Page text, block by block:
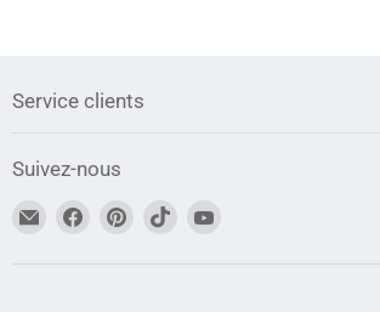
Service clients
Suivez-nous
Trouvez-Trouvez-Trouvez-Trouvez-